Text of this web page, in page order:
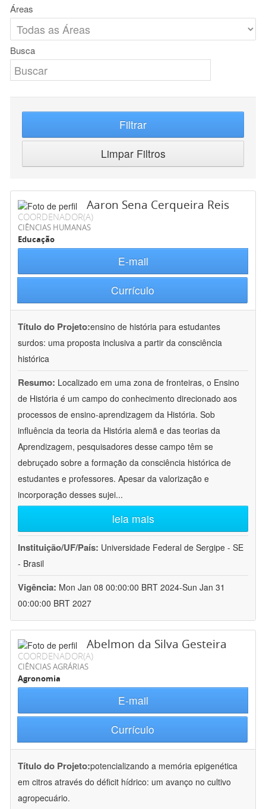
Áreas
Busca
Filtrar
Limpar Filtros
Aaron Sena Cerqueira Reis
COORDENADOR(A)
CIÊNCIAS HUMANAS
Educação
E-mail
Currículo
Título do Projeto:ensino de história para estudantes
surdos: uma proposta inclusiva a partir da consciência
histórica
Resumo: Localizado em uma zona de fronteiras, o Ensino
de História é um campo do conhecimento direcionado aos
processos de ensino-aprendizagem da História. Sob
influência da teoria da História alemã e das teorias da
Aprendizagem, pesquisadores desse campo têm se
debruçado sobre a formação da consciência histórica de
estudantes e professores. Apesar da valorização e
incorporação desses sujei...
leia mais
Instituição/UF/País: Universidade Federal de Sergipe - SE
- Brasil
Vigência: Mon Jan 08 00:00:00 BRT 2024-Sun Jan 31
00:00:00 BRT 2027
Abelmon da Silva Gesteira
COORDENADOR(A)
CIÊNCIAS AGRÁRIAS
Agronomia
E-mail
Currículo
Título do Projeto:potencializando a memória epigenética
em citros através do déficit hídrico: um avanço no cultivo
agropecuário.